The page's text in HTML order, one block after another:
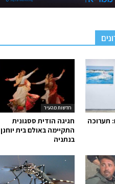
חדשות מהעיר
חגיגה הודית ססגונית
התקיימה באולם בית יוחנן
בנתניה
תערוכה